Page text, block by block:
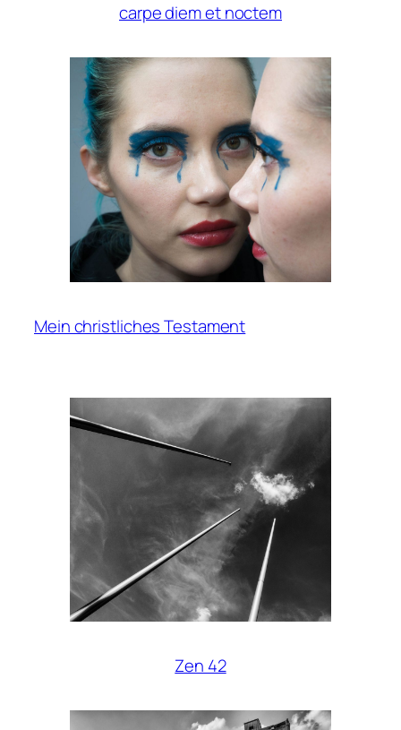
carpe diem et noctem
Mein christliches Testament
Zen 42